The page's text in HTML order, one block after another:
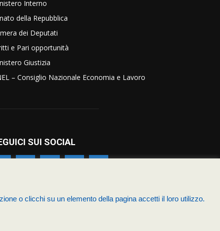
Interno
della Repubblica
dei Deputati
e Pari opportunità
Giustizia
– Consiglio Nazionale Economia e Lavoro
SUI SOCIAL
o clicchi su un elemento della pagina accetti il loro utilizzo.